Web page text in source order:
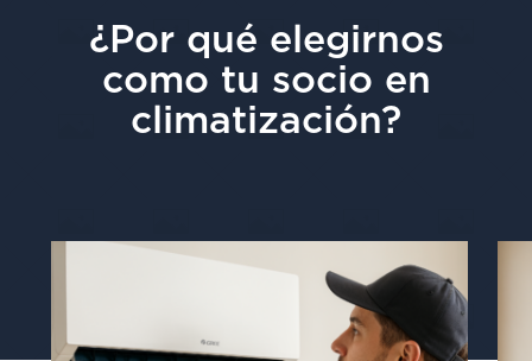
¿Por qué elegirnos
como tu socio en
climatización?